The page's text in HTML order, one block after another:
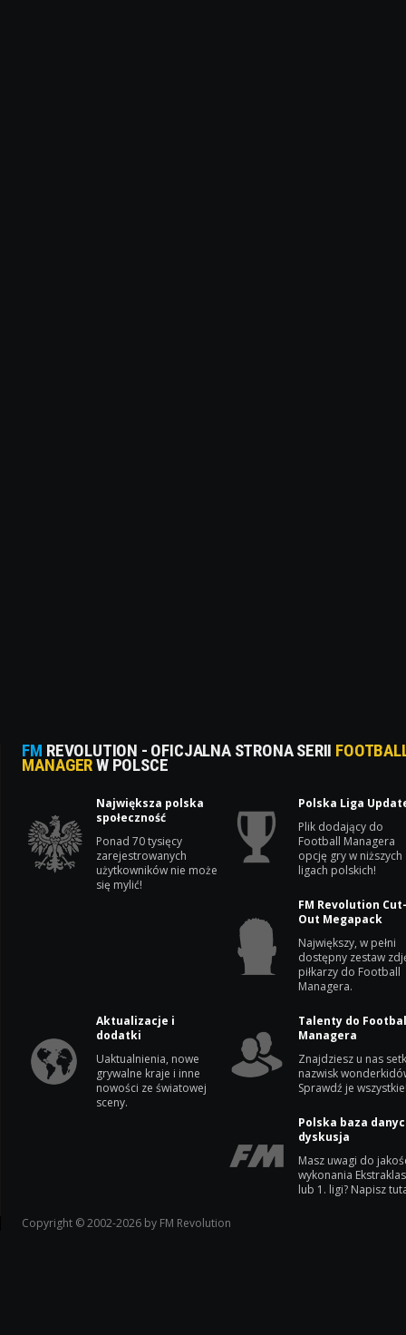
FM REVOLUTION - OFICJALNA STRONA SERII
MANAGERW POLSCE
Największa polska
społeczność
Ponad 70 tysięcy
zarejestrowanych
użytkowników nie może
się mylić!
Polska Liga
Plik dodający do
Football Managera
opcję gry w niższych
ligach polskich!
FM Revolution
Out Megapack
Największy, w pełni
dostępny zestaw
piłkarzy do Football
Managera.
Aktualizacje i
dodatki
Uaktualnienia, nowe
grywalne kraje i inne
nowości ze światowej
sceny.
Talenty do
Managera
Znajdziesz u nas
nazwisk
Sprawdź je
Polska baza
dyskusja
Masz uwagi do
wykonania
lub 1. ligi? Napisz
Copyright © 2002-2026 by FM Revolution